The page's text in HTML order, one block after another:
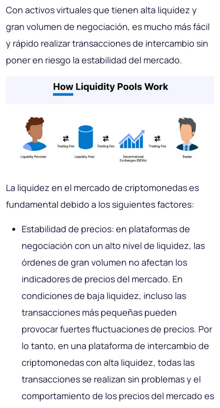
Con activos virtuales que tienen alta liquidez y
gran volumen de negociación, es mucho más fácil
y rápido realizar transacciones de intercambio sin
poner en riesgo la estabilidad del mercado.
La liquidez en el mercado de criptomonedas es
fundamental debido a los siguientes factores:
Estabilidad de precios: en plataformas de
negociación con un alto nivel de liquidez, las
órdenes de gran volumen no afectan los
indicadores de precios del mercado. En
condiciones de baja liquidez, incluso las
transacciones más pequeñas pueden
provocar fuertes fluctuaciones de precios. Por
lo tanto, en una plataforma de intercambio de
criptomonedas con alta liquidez, todas las
transacciones se realizan sin problemas y el
comportamiento de los precios del mercado es